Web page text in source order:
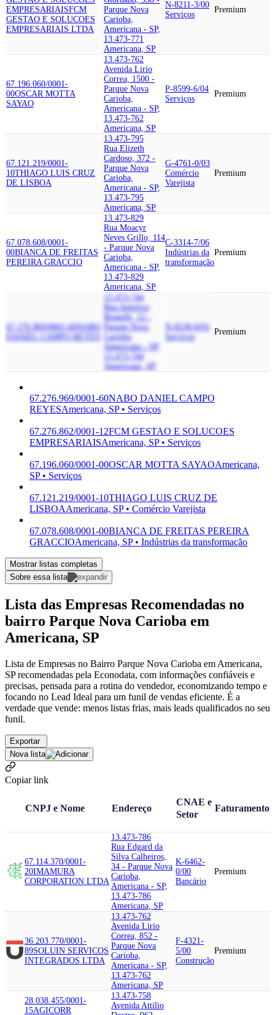
EMPRESARIAISFCM
GESTAO E SOLUCOES
EMPRESARIAIS LTDA
Parque Nova
Carioba,
Americana - SP,
13.473-771
Americana, SP
N-8211-3/00
Serviços
Premium
67.196.060/0001-
00OSCAR MOTTA
SAYAO
13.473-762
Avenida Lirio
Correa, 1500 -
Parque Nova
Carioba,
Americana - SP,
13.473-762
Americana, SP
P-8599-6/04
Serviços
Premium
67.121.219/0001-
10THIAGO LUIS CRUZ
DE LISBOA
13.473-795
Rua Elizeth
Cardoso, 372 -
Parque Nova
Carioba,
Americana - SP,
13.473-795
Americana, SP
G-4761-0/03
Comércio
Varejista
Premium
67.078.608/0001-
00BIANCA DE FREITAS
PEREIRA GRACCIO
13.473-829
Rua Moacyr
Neves Grillo, 114
- Parque Nova
Carioba,
Americana - SP,
13.473-829
Americana, SP
C-3314-7/06
Indústrias da
transformação
Premium
67.276.969/0001-60NABO
DANIEL CAMPO REYES
13.473-744
Rua Americo
Brunelli, 12 -
Parque Nova
Carioba,
Americana - SP,
13.473-744
Americana, SP
N-8230-0/01
Serviços
Premium
67.276.969/0001-60NABO DANIEL CAMPO
REYESAmericana, SP • Serviços
67.276.862/0001-12FCM GESTAO E SOLUCOES
EMPRESARIAISAmericana, SP • Serviços
67.196.060/0001-00OSCAR MOTTA SAYAOAmericana,
SP • Serviços
67.121.219/0001-10THIAGO LUIS CRUZ DE
LISBOAAmericana, SP • Comércio Varejista
67.078.608/0001-00BIANCA DE FREITAS PEREIRA
GRACCIOAmericana, SP • Indústrias da transformação
Mostrar listas completas
Sobre essa lista
Lista das Empresas Recomendadas no
bairro Parque Nova Carioba em
Americana, SP
Lista de Empresas no Bairro Parque Nova Carioba em Americana,
SP recomendadas pela Econodata, com informações confiáveis e
precisas, pensada para a rotina do vendedor, economizando tempo e
focando no Lead Ideal para um funil de vendas eficiente. É a
verdade que vende: menos listas frias, mais leads qualificados no seu
funil.
Exportar
Nova lista
Copiar link
CNPJ e Nome Endereço
CNAE e
Setor
Faturamento
67.114.370/0001-
20IMAMURA
CORPORATION LTDA
13.473-786
Rua Edgard da
Silva Calheiros,
34 - Parque Nova
Carioba,
Americana - SP,
13.473-786
Americana, SP
K-6462-
0/00
Bancário
Premium
36.203.770/0001-
89SOLUIN SERVICOS
INTEGRADOS LTDA
13.473-762
Avenida Lirio
Correa, 852 -
Parque Nova
Carioba,
Americana - SP,
13.473-762
Americana, SP
F-4321-
5/00
Construção
Premium
28.038.455/0001-
15AGICORR
13.473-758
Avenida Attilio